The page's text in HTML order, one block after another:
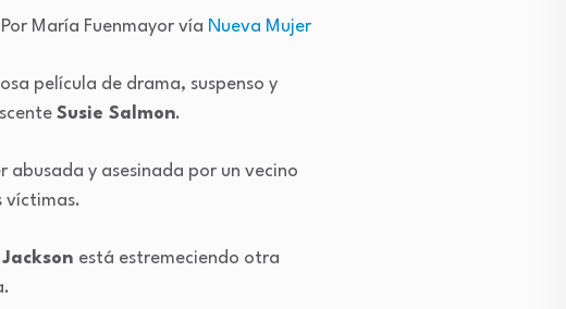
Por María Fuenmayor vía Nueva Mujer
película de drama, suspenso y
Susie Salmon.
abusada y asesinada por un vecino
víctimas.
está estremeciendo otra